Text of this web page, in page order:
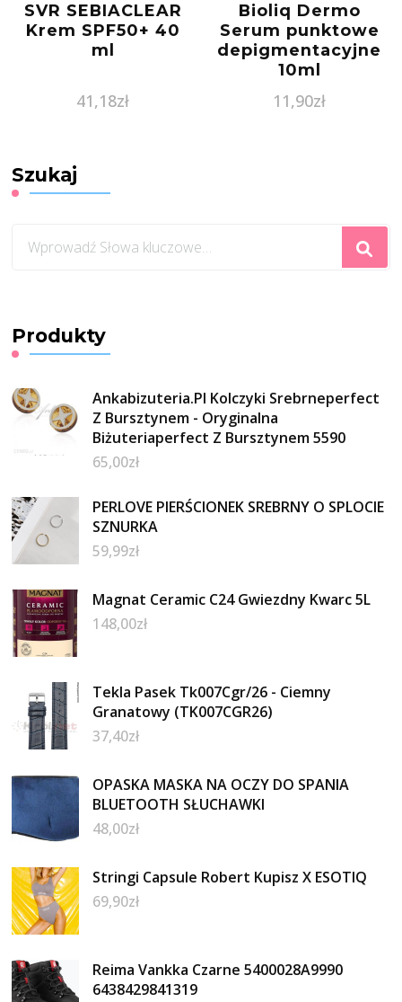
SVR SEBIACLEAR
Krem SPF50+ 40
ml
41,18zł
Bioliq Dermo
Serum punktowe
depigmentacyjne
10ml
11,90zł
Szukaj
czegoś?
Produkty
Ankabizuteria.Pl Kolczyki Srebrneperfect
Z Bursztynem - Oryginalna
Biżuteriaperfect Z Bursztynem 5590
65,00zł
PERLOVE PIERŚCIONEK SREBRNY O SPLOCIE
SZNURKA
59,99zł
Magnat Ceramic C24 Gwiezdny Kwarc 5L
148,00zł
Tekla Pasek Tk007Cgr/26 - Ciemny
Granatowy (TK007CGR26)
37,40zł
OPASKA MASKA NA OCZY DO SPANIA
BLUETOOTH SŁUCHAWKI
48,00zł
Stringi Capsule Robert Kupisz X ESOTIQ
69,90zł
Reima Vankka Czarne 5400028A9990
6438429841319